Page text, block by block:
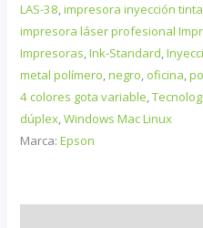
en
1)
cantidad
LAS-38,impresora inyección tinta
impresora láser profesional
Impresoras,Ink-Standard,
metal polímero,negro, oficina,
4 colores gota variable,
dúplex,Windows Mac Linux
Marca:Epson